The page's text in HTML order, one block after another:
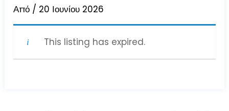
Από / 20 Ιουνίου 2026
This listing has expired.